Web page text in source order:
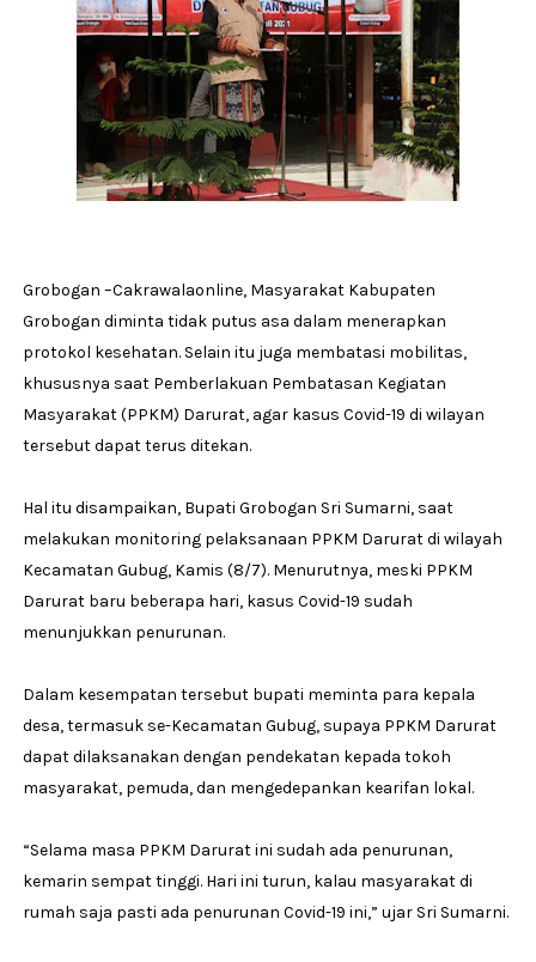
Grobogan –Cakrawalaonline, Masyarakat Kabupaten
Grobogan diminta tidak putus asa dalam menerapkan
protokol kesehatan. Selain itu juga membatasi mobilitas,
khususnya saat Pemberlakuan Pembatasan Kegiatan
Masyarakat (PPKM) Darurat, agar kasus Covid-19 di wilayan
tersebut dapat terus ditekan.
Hal itu disampaikan, Bupati Grobogan Sri Sumarni, saat
melakukan monitoring pelaksanaan PPKM Darurat di wilayah
Kecamatan Gubug, Kamis (8/7). Menurutnya, meski PPKM
Darurat baru beberapa hari, kasus Covid-19 sudah
menunjukkan penurunan.
Dalam kesempatan tersebut bupati meminta para kepala
desa, termasuk se-Kecamatan Gubug, supaya PPKM Darurat
dapat dilaksanakan dengan pendekatan kepada tokoh
masyarakat, pemuda, dan mengedepankan kearifan lokal.
“Selama masa PPKM Darurat ini sudah ada penurunan,
kemarin sempat tinggi. Hari ini turun, kalau masyarakat di
rumah saja pasti ada penurunan Covid-19 ini,” ujar Sri Sumarni.